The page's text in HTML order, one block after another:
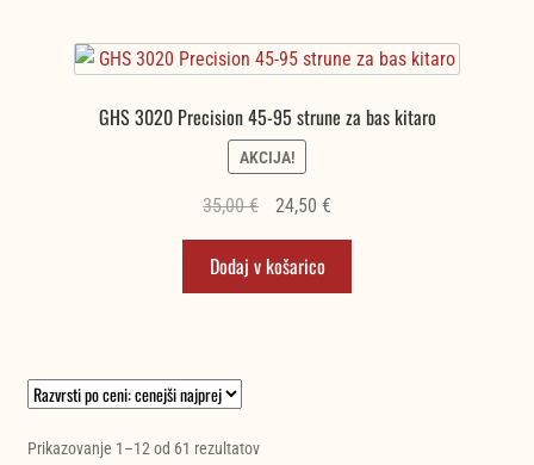
GHS 3020 Precision 45-95 strune za bas kitaro
AKCIJA!
35,00€
Izvirna
cena
je
bila:
24,50 €Trenutna
cena
24,50 €.
Dodaj v košarico
Prikazovanje 1–12 od 61 rezultatovRazvrščeno